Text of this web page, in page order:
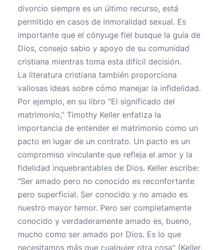
divorcio siempre es un último recurso, está
permitido en casos de inmoralidad sexual. Es
importante que el cónyuge fiel busque la guía de
Dios, consejo sabio y apoyo de su comunidad
cristiana mientras toma esta difícil decisión.
La literatura cristiana también proporciona
valiosas ideas sobre cómo manejar la infidelidad.
Por ejemplo, en su libro "El significado del
matrimonio," Timothy Keller enfatiza la
importancia de entender el matrimonio como un
pacto en lugar de un contrato. Un pacto es un
compromiso vinculante que refleja el amor y la
fidelidad inquebrantables de Dios. Keller escribe:
"Ser amado pero no conocido es reconfortante
pero superficial. Ser conocido y no amado es
nuestro mayor temor. Pero ser completamente
conocido y verdaderamente amado es, bueno,
mucho como ser amado por Dios. Es lo que
necesitamos más que cualquier otra cosa" (Keller,